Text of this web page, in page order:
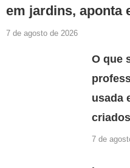
em jardins, aponta
7 de agosto de 2026
O que
usada
7 de